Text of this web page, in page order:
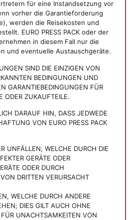
für eine Instandsetzung vor
vorher die Garantieforderung
werden die Reisekosten und
EURO PRESS PACK oder der
in diesem Fall nur die
und eventuelle Austauschgeräte.
SIND DIE EINZIGEN VON
BEDINGUNGEN UND
GARANTIEBEDINGUNGEN FÜR
ODER ZUKAUFTEILE.
DARAUF HIN, DASS JEDWEDE
VON EURO PRESS PACK
UNFÄLLEN, WELCHE DURCH DIE
GERÄTE ODER
ODER DURCH
DRITTEN VERURSACHT
WELCHE DURCH ANDERE
DIES GILT AUCH OHNE
UNACHTSAMKEITEN VON